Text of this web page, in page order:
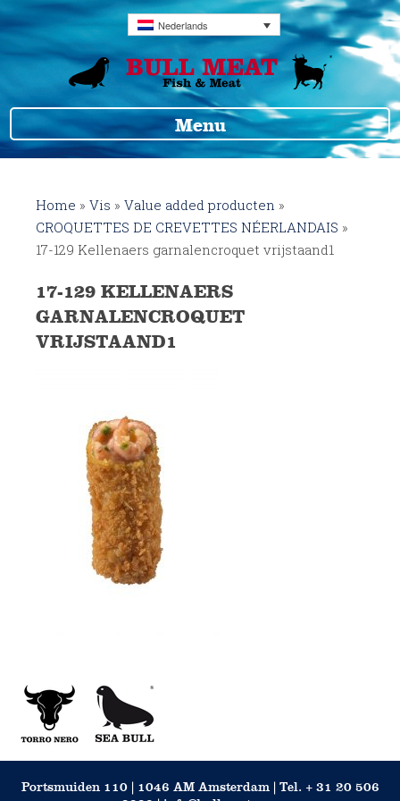
Nederlands
Menu
Home » Vis » Value added producten »
CROQUETTES DE CREVETTES NÉERLANDAIS »
17-129 Kellenaers garnalencroquet vrijstaand1
17-129 KELLENAERS
GARNALENCROQUET
VRIJSTAAND1
Portsmuiden 110 | 1046 AM Amsterdam | Tel. + 31 20 506